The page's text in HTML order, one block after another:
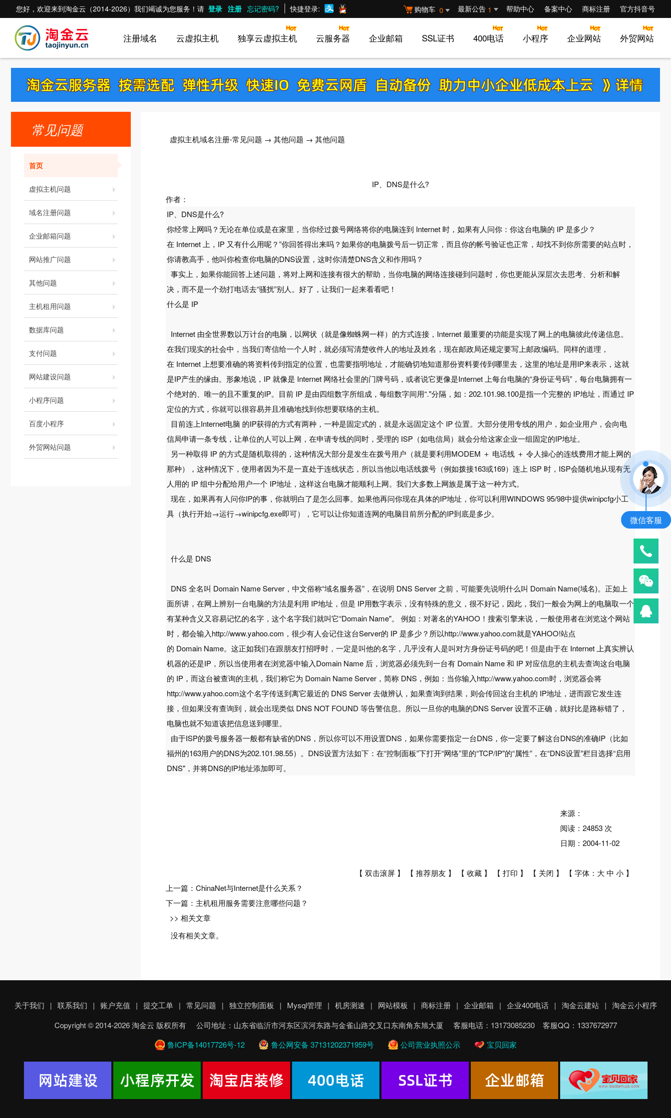
购物车 0 最新公告 1 帮助中心 备案中心 商标注册 官方抖音号
您好，欢迎来到淘金云（2014-2026）我们竭诚为您服务！请 登录 注册 忘记密码? 快捷登录:
外贸网站
企业网站
小程序
400电话
SSL证书
企业邮箱
云服务器
独享云虚拟主机
云虚拟主机
注册域名
首页
常见问题
首页
虚拟主机问题
域名注册问题
企业邮箱问题
网站推广问题
其他问题
主机租用问题
数据库问题
支付问题
网站建设问题
小程序问题
百度小程序
外贸网站问题
虚拟主机域名注册-常见问题 → 其他问题 → 其他问题
IP、DNS是什么?
作者：
IP、DNS是什么?
你经常上网吗？无论在单位或是在家里，当你经过拨号网络将你的电脑连到 Internet 时，如果有人问你：你这台电脑的 IP 是多少？
在 Internet 上，IP 又有什么用呢？”你回答得出来吗？如果你的电脑拨号后一切正常，而且你的帐号验证也正常，却找不到你所需要的站点时，
你请教高手，他叫你检查你电脑的DNS设置，这时你清楚DNS含义和作用吗？
事实上，如果你能回答上述问题，将对上网和连接有很大的帮助，当你电脑的网络连接碰到问题时，你也更能从深层次去思考、分析和解
决，而不是一个劲打电话去“骚扰”别人。好了，让我们一起来看看吧！
什么是 IP
Internet 由全世界数以万计台的电脑，以网状（就是像蜘蛛网一样）的方式连接，Internet 最重要的功能是实现了网上的电脑彼此传递信息。
在我们现实的社会中，当我们寄信给一个人时，就必须写清楚收件人的地址及姓名，现在邮政局还规定要写上邮政编码。同样的道理，
在 Internet 上想要准确的将资料传到指定的位置，也需要指明地址，才能确切地知道那份资料要传到哪里去，这里的地址是用IP来表示，这就
是IP产生的缘由。形象地说，IP 就像是 Internet 网络社会里的门牌号码，或者说它更像是Internet 上每台电脑的“身份证号码”，每台电脑拥有一
个绝对的、唯一的且不重复的IP。目前 IP 是由四组数字所组成，每组数字间用“."分隔，如：202.101.98.100是指一个完整的 IP地址，而通过 IP
定位的方式，你就可以很容易并且准确地找到你想要联络的主机。
目前连上Internet电脑 的IP获得的方式有两种，一种是固定式的，就是永远固定这个 IP 位置。大部分使用专线的用户，如企业用户，会向电
信局申请一条专线，让单位的人可以上网，在申请专线的同时，受理的 ISP（如电信局）就会分给这家企业一组固定的IP地址。
另一种取得 IP 的方式是随机取得的，这种情况大部分是发生在拨号用户（就是要利用MODEM ＋ 电话线 ＋ 令人操心的连线费用才能上网的
那种），这种情况下，使用者因为不是一直处于连线状态，所以当他以电话线拨号（例如拨接163或169）连上 ISP 时，ISP会随机地从现有无
人用的 IP 组中分配给用户一个 IP地址，这样这台电脑才能顺利上网。我们大多数上网族是属于这一种方式。
现在，如果再有人问你IP的事，你就明白了是怎么回事。如果他再问你现在具体的IP地址，你可以利用WINDOWS 95/98中提供winipcfg小工
具（执行开始→运行→winipcfg.exe即可），它可以让你知道连网的电脑目前所分配的IP到底是多少。
什么是 DNS
DNS 全名叫 Domain Name Server，中文俗称“域名服务器”，在说明 DNS Server 之前，可能要先说明什么叫 Domain Name(域名)。正如上
面所讲，在网上辨别一台电脑的方法是利用 IP地址，但是 IP用数字表示，没有特殊的意义，很不好记，因此，我们一般会为网上的电脑取一个
有某种含义又容易记忆的名字，这个名字我们就叫它“Domain Name"。 例如：对著名的YAHOO！搜索引擎来说，一般使用者在浏览这个网站
时，都会输入http://www.yahoo.com，很少有人会记住这台Server的 IP 是多少？所以http://www.yahoo.com就是YAHOO!站点
的 Domain Name。这正如我们在跟朋友打招呼时，一定是叫他的名字，几乎没有人是叫对方身份证号码的吧！但是由于在 Internet 上真实辨认
机器的还是IP，所以当使用者在浏览器中输入Domain Name 后，浏览器必须先到一台有 Domain Name 和 IP 对应信息的主机去查询这台电脑
的 IP，而这台被查询的主机，我们称它为 Domain Name Server，简称 DNS，例如：当你输入http://www.yahoo.com时，浏览器会将
http://www.yahoo.com这个名字传送到离它最近的 DNS Server 去做辨认，如果查询到结果，则会传回这台主机的 IP地址，进而跟它发生连
接，但如果没有查询到，就会出现类似 DNS NOT FOUND 等告警信息。所以一旦你的电脑的DNS Server 设置不正确，就好比是路标错了，
电脑也就不知道该把信息送到哪里。
由于ISP的拨号服务器一般都有缺省的DNS，所以你可以不用设置DNS，如果你需要指定一台DNS，你一定要了解这台DNS的准确IP（比如
福州的163用户的DNS为202.101.98.55）。DNS设置方法如下：在“控制面板”下打开“网络”里的“TCP/IP"的“属性”，在“DNS设置”栏目选择“启用
DNS"，并将DNS的IP地址添加即可。
来源：
阅读： 24853 次
日期： 2004-11-02
【 双击滚屏 】 【 推荐朋友 】 【 收藏 】 【 打印 】 【 关闭 】 【 字体： 大中 小 】
上一篇： ChinaNet与Internet是什么关系？
下一篇： 主机租用服务需要注意哪些问题？
>> 相关文章
没有相关文章。
关于我们 | 联系我们 | 账户充值 | 提交工单 | 常见问题 | 独立控制面板 | Mysql管理 | 机房测速 | 网站模板 | 商标注册 | 企业邮箱 | 企业400电话 | 淘金云建站 | 淘金云小程序
Copyright © 2014-2026 淘金云 版权所有 公司地址：山东省临沂市河东区滨河东路与金雀山路交叉口东南角东旭大厦 客服电话：13173085230 客服QQ：1337672977
鲁ICP备14017726号-12
鲁公网安备 37131202371959号 公司营业执照公示 宝贝回家
微信客服